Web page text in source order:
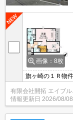
画像：8枚
旗ヶ崎の１Ｒ物
ネット無料！賃
有限会社開拓 エイブ
情報更新日 2026/08/08